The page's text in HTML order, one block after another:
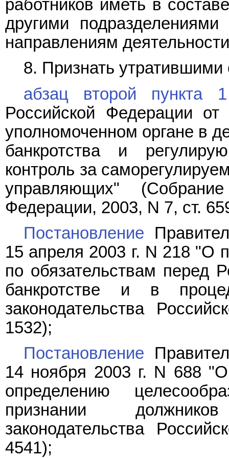
работников иметь в
другими
направлениям
8. Признать утратившими
абзац второй пункта 1
Российской Федерации
уполномоченном органе в
банкротства и
контроль за
управляющих" (Собрание
Федерации, 2003, N 7, ст.
Постановление
15 апреля 2003 г. N 218 "О
по обязательствам перед
банкротстве и в
законодательства
1532);
Постановление
14 ноября 2003 г. N 688
определению
признании
законодательства
4541);